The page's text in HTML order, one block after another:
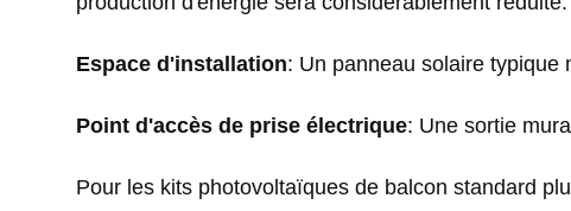
Espace d'installation: Un panneau solaire typique
Point d'accès de prise électrique: Une sortie
Pour les kits photovoltaïques de balcon standard